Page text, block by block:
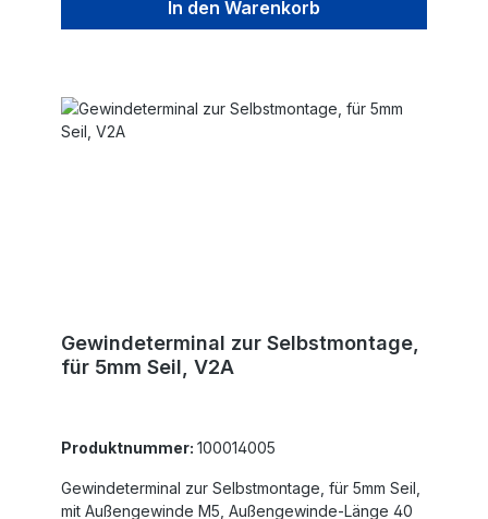
In den Warenkorb
Gewindeterminal zur Selbstmontage,
für 5mm Seil, V2A
Produktnummer: 100014005
Gewindeterminal zur Selbstmontage, für 5mm Seil,
mit Außengewinde M5, Außengewinde-Länge 40